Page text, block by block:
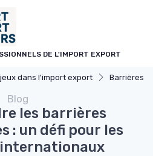
DE L'IMPORT EXPORT
dans l'import export Barrières
Blog
les barrières
: un défi pour les